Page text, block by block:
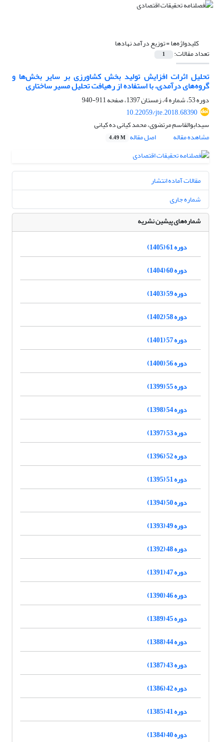
کلیدواژه‌ها =توزیع درآمد نهادها
تعداد مقالات: 1
تحلیل اثرات افزایش تولید بخش کشاورزی بر سایر بخش‌ها و
گروه‌های درآمدی، با استفاده از رهیافت تحلیل مسیر ساختاری
دوره 53، شماره 4، زمستان 1397، صفحه
911-940
10.22059/jte.2018.68390
سیدابوالقاسم مرتضوى، محمد کیانی ده کیانی
مشاهده مقاله
اصل مقاله 4.49 M
مقالات آماده انتشار
شماره جاری
شماره‌های پیشین نشریه
دوره 61 (1405)
دوره 60 (1404)
دوره 59 (1403)
دوره 58 (1402)
دوره 57 (1401)
دوره 56 (1400)
دوره 55 (1399)
دوره 54 (1398)
دوره 53 (1397)
دوره 52 (1396)
دوره 51 (1395)
دوره 50 (1394)
دوره 49 (1393)
دوره 48 (1392)
دوره 47 (1391)
دوره 46 (1390)
دوره 45 (1389)
دوره 44 (1388)
دوره 43 (1387)
دوره 42 (1386)
دوره 41 (1385)
دوره 40 (1384)